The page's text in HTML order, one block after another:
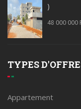
)
48 000 000
TYPES
Appartement